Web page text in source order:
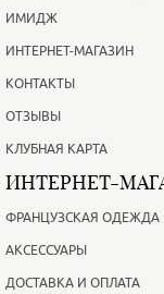
ИМИДЖ
ИНТЕРНЕТ-МАГАЗИН
КОНТАКТЫ
ОТЗЫВЫ
КЛУБНАЯ КАРТА
ИНТЕРНЕТ-
ФРАНЦУЗСКАЯ ОДЕЖДА
АКСЕССУАРЫ
ДОСТАВКА И ОПЛАТА